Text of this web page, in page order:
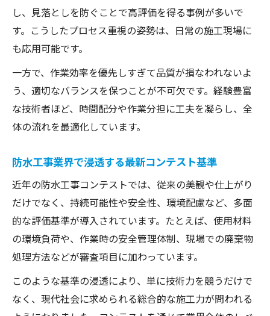
し、見落としを防ぐことで高評価を得る事例が多いで
す。こうしたプロセス重視の姿勢は、日常の施工現場に
も応用可能です。
一方で、作業効率を優先しすぎて品質が損なわれないよ
う、適切なバランスを保つことが不可欠です。経験豊富
な技術者ほど、時間配分や作業分担に工夫を凝らし、全
体の流れを最適化しています。
防水工事業界で浸透する最新コンテスト基準
近年の防水工事コンテストでは、従来の美観や仕上がり
だけでなく、持続可能性や安全性、環境配慮など、多面
的な評価基準が導入されています。たとえば、使用材料
の環境負荷や、作業時の安全管理体制、現場での廃棄物
処理方法などが審査項目に加わっています。
このような基準の浸透により、単に技術力を競うだけで
なく、現代社会に求められる総合的な施工力が問われる